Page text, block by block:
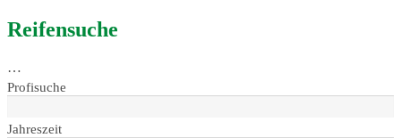
Reifensuche
…
Profisuche
Jahreszeit